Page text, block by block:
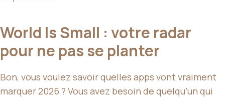
World Is Small : votre radar
pour ne pas se planter
Bon, vous voulez savoir quelles apps vont vraiment
marquer 2026 ? Vous avez besoin de quelqu’un qui